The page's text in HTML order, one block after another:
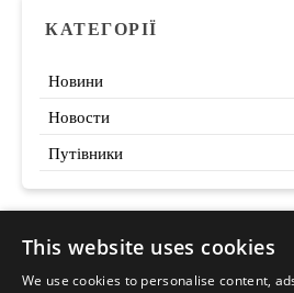
КАТЕГОРІЇ
Новини
Новости
Путівники
This website uses cookies
We use cookies to personalise content,